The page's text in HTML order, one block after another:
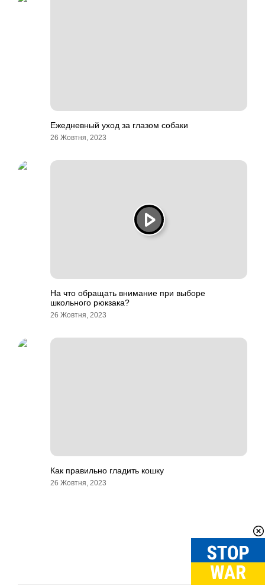
Ежедневный уход за глазом собаки
26 Жовтня, 2023
На что обращать внимание при выборе
школьного рюкзака?
26 Жовтня, 2023
Как правильно гладить кошку
26 Жовтня, 2023